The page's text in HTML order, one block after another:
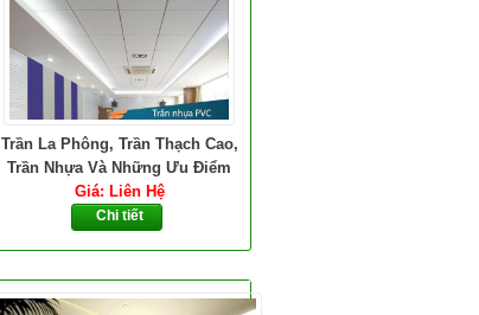
Trần La Phông, Trần Thạch Cao,
Trần Nhựa Và Những Ưu Điểm
Giá: Liên Hệ
Chi tiết